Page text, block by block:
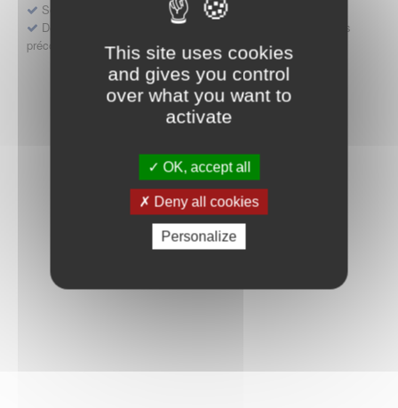
This site uses cookies
and gives you control
over what you want to
activate
OK, accept all
Deny all cookies
Personalize
Sollicitation RDV pré-dépôt accès précoce pré-AMM
Déposer une demande ou faire évoluer une décision d'accès
précoce